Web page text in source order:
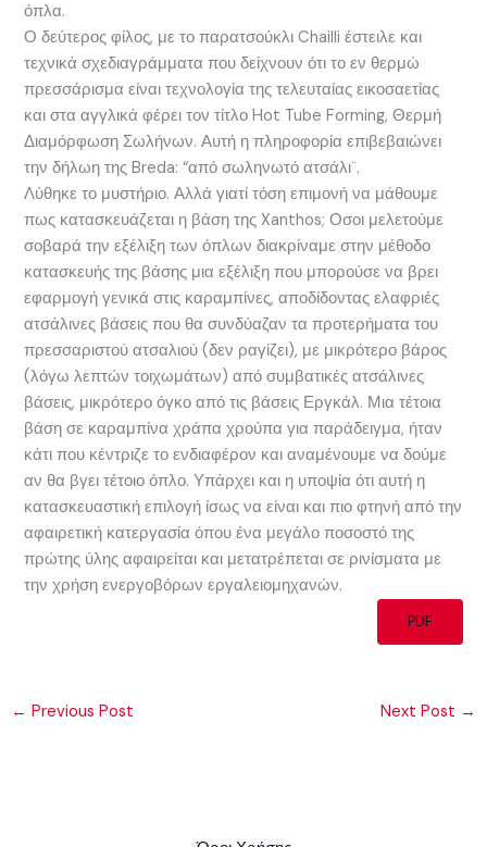
όπλα.
Ο δεύτερος φίλος, με το παρατσούκλι Chailli έστειλε και
τεχνικά σχεδιαγράμματα που δείχνουν ότι το εν θερμώ
πρεσσάρισμα είναι τεχνολογία της τελευταίας εικοσαετίας
και στα αγγλικά φέρει τον τίτλο Hot Tube Forming, Θερμή
Διαμόρφωση Σωλήνων. Αυτή η πληροφορία επιβεβαιώνει
την δήλωη της Breda: “από σωληνωτό ατσάλι¨.
Λύθηκε το μυστήριο. Αλλά γιατί τόση επιμονή να μάθουμε
πως κατασκευάζεται η βάση της Xanthos; Οσοι μελετούμε
σοβαρά την εξέλιξη των όπλων διακρίναμε στην μέθοδο
κατασκευής της βάσης μια εξέλιξη που μπορούσε να βρει
εφαρμογή γενικά στις καραμπίνες, αποδίδοντας ελαφριές
ατσάλινες βάσεις που θα συνδύαζαν τα προτερήματα του
πρεσσαριστού ατσαλιού (δεν ραγίζει), με μικρότερο βάρος
(λόγω λεπτών τοιχωμάτων) από συμβατικές ατσάλινες
βάσεις, μικρότερο όγκο από τις βάσεις Εργκάλ. Μια τέτοια
βάση σε καραμπίνα χράπα χρούπα για παράδειγμα, ήταν
κάτι που κέντριζε το ενδιαφέρον και αναμένουμε να δούμε
αν θα βγει τέτοιο όπλο. Υπάρχει και η υποψία ότι αυτή η
κατασκευαστική επιλογή ίσως να είναι και πιο φτηνή από την
αφαιρετική κατεργασία όπου ένα μεγάλο ποσοστό της
πρώτης ύλης αφαιρείται και μετατρέπεται σε ρινίσματα με
την χρήση ενεργοβόρων εργαλειομηχανών.
PDF
← Previous Post Next Post →